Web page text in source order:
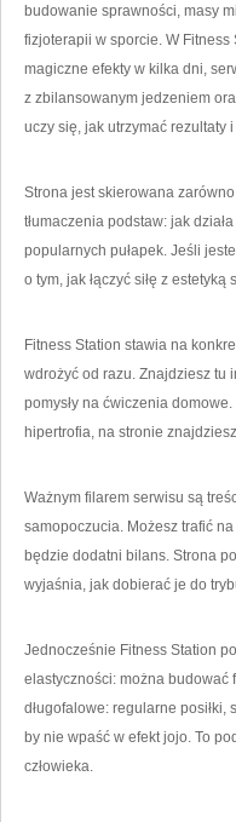
budowanie sprawności, masy
fizjoterapii w sporcie. W
magiczne efekty w kilka dni,
z zbilansowanym jedzeniem
uczy się, jak utrzymać rezultaty
Strona jest skierowana
tłumaczenia podstaw: jak
popularnych pułapek. Jeśli
o tym, jak łączyć siłę z estetyką
Fitness Station stawia na
wdrożyć od razu. Znajdziesz tu
pomysły na ćwiczenia
hipertrofia, na stronie
Ważnym filarem serwisu są
samopoczucia. Możesz trafić
będzie dodatni bilans. Strona
wyjaśnia, jak dobierać je do
Jednocześnie Fitness Station
elastyczności: można budować
długofalowe: regularne
by nie wpaść w efekt jojo. To
człowieka.